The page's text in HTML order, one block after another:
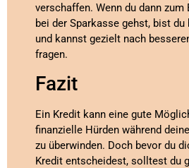
verschaffen. Wenn du dann zum
bei der Sparkasse gehst, bist
und kannst gezielt nach
fragen.
Fazit
Ein Kredit kann eine gute
finanzielle Hürden während
zu überwinden. Doch bevor du
Kredit entscheidest, solltest du